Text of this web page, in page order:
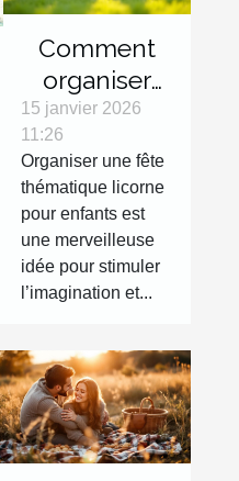
Comment
organiser
une fête
thématique
licorne pour
enfants ?
15 janvier 2026
11:26
Organiser une fête
thématique licorne
pour enfants est
une merveilleuse
idée pour stimuler
l’imagination et...